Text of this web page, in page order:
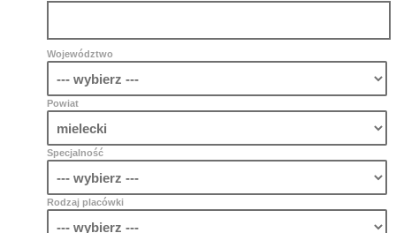
Województwo
Powiat
Specjalność
Rodzaj placówki